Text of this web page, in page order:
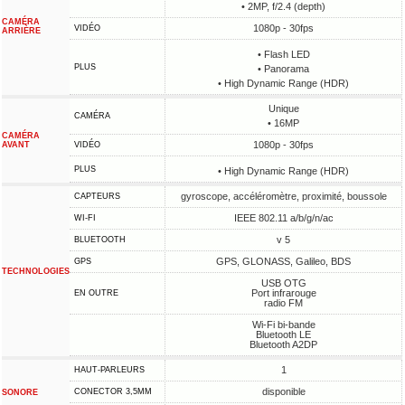
CAMÉRA
ARRIÈRE
• 2MP, f/2.4 (depth)
VIDÉO 1080p - 30fps
PLUS
• Flash LED
• Panorama
• High Dynamic Range (HDR)
CAMÉRA
AVANT
CAMÉRA
Unique
• 16MP
VIDÉO 1080p - 30fps
PLUS • High Dynamic Range (HDR)
TECHNOLOGIES
CAPTEURS gyroscope, accéléromètre, proximité, boussole
WI-FI IEEE 802.11 a/b/g/n/ac
BLUETOOTH v 5
GPS GPS, GLONASS, Galileo, BDS
EN OUTRE
USB OTG
Port infrarouge
radio FM
Wi-Fi bi-bande
Bluetooth LE
Bluetooth A2DP
SONORE
HAUT-PARLEURS 1
CONECTOR 3,5MM disponible